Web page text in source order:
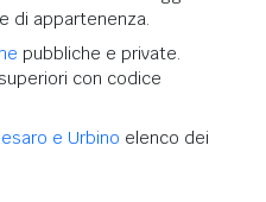
di appartenenza.
pubbliche e private.
con codice
e Urbino elenco dei